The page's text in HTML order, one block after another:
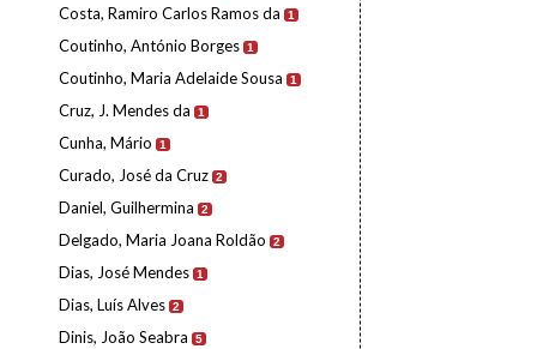
Costa, Ramiro Carlos Ramos da 1
Coutinho, António Borges 1
Coutinho, Maria Adelaide Sousa 1
Cruz, J. Mendes da 1
Cunha, Mário 1
Curado, José da Cruz 2
Daniel, Guilhermina 2
Delgado, Maria Joana Roldão 2
Dias, José Mendes 1
Dias, Luís Alves 2
Dinis, João Seabra 5